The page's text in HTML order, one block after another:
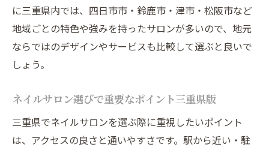
に三重県内では、四日市市・鈴鹿市・津市・松阪市など
地域ごとの特色や強みを持ったサロンが多いので、地元
ならではのデザインやサービスも比較して選ぶと良いで
しょう。
ネイルサロン選びで重要なポイント三重県版
三重県でネイルサロンを選ぶ際に重視したいポイント
は、アクセスの良さと通いやすさです。駅から近い・駐